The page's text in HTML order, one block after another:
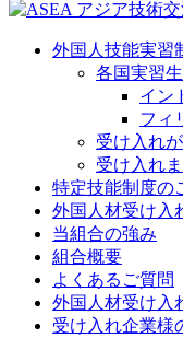
外国人技能実習
各国実習
イン
フィ
受け入れ
受け入れ
特定技能制度の
外国人材受け入
当組合の強み
組合概要
よくあるご質問
外国人材受け入
受け入れ企業様